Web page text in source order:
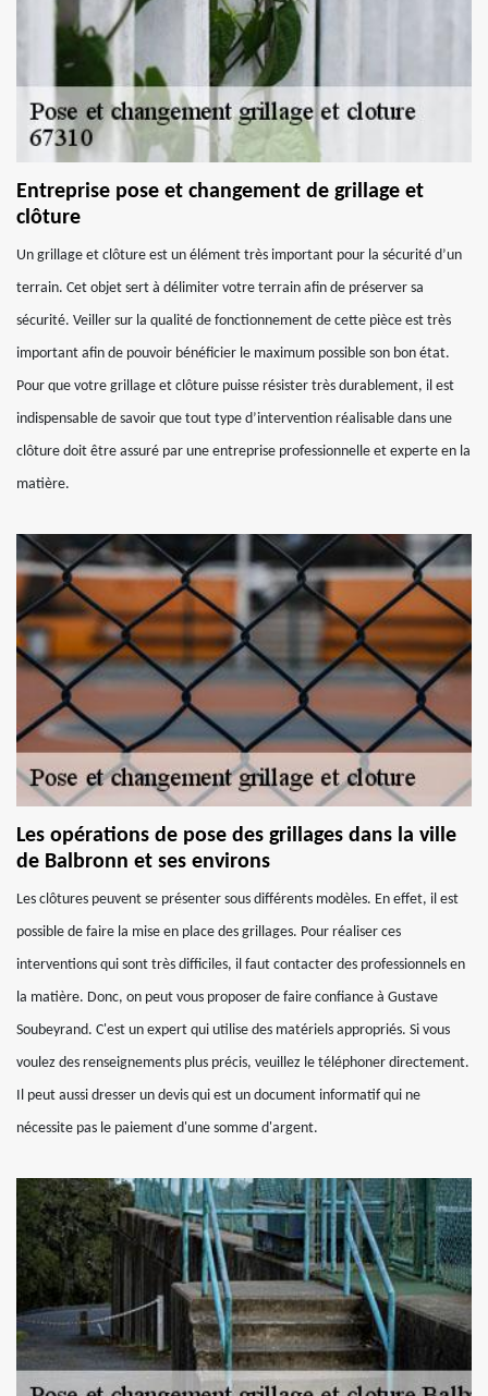
Entreprise pose et changement de grillage et
clôture
Un grillage et clôture est un élément très important pour la sécurité d’un
terrain. Cet objet sert à délimiter votre terrain afin de préserver sa
sécurité. Veiller sur la qualité de fonctionnement de cette pièce est très
important afin de pouvoir bénéficier le maximum possible son bon état.
Pour que votre grillage et clôture puisse résister très durablement, il est
indispensable de savoir que tout type d’intervention réalisable dans une
clôture doit être assuré par une entreprise professionnelle et experte en la
matière.
Les opérations de pose des grillages dans la ville
de Balbronn et ses environs
Les clôtures peuvent se présenter sous différents modèles. En effet, il est
possible de faire la mise en place des grillages. Pour réaliser ces
interventions qui sont très difficiles, il faut contacter des professionnels en
la matière. Donc, on peut vous proposer de faire confiance à Gustave
Soubeyrand. C'est un expert qui utilise des matériels appropriés. Si vous
voulez des renseignements plus précis, veuillez le téléphoner directement.
Il peut aussi dresser un devis qui est un document informatif qui ne
nécessite pas le paiement d'une somme d'argent.